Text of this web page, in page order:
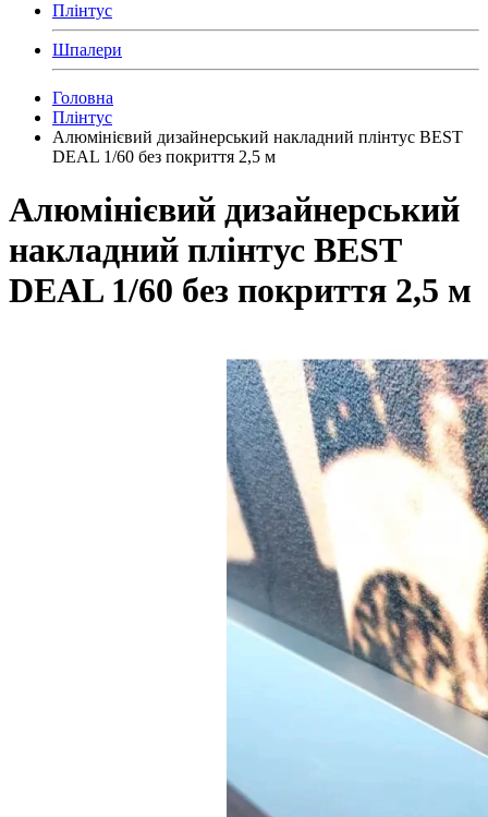
Плінтус
Шпалери
Головна
Плінтус
Алюмінієвий дизайнерський накладний плінтус BEST
DEAL 1/60 без покриття 2,5 м
Алюмінієвий дизайнерський
накладний плінтус BEST
DEAL 1/60 без покриття 2,5 м